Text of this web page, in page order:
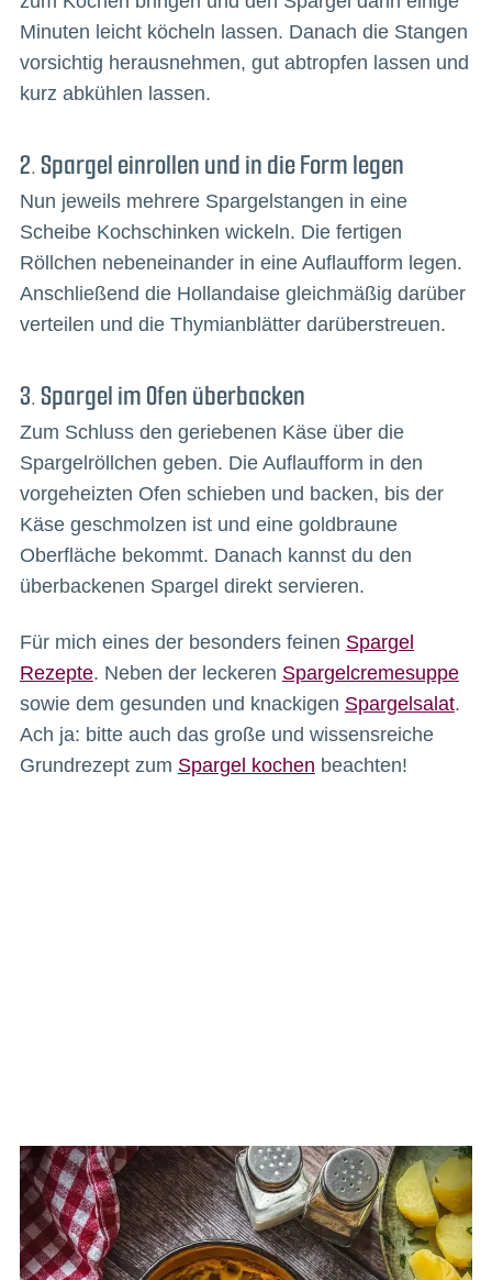
Minuten leicht köcheln lassen. Danach die Stangen
vorsichtig herausnehmen, gut abtropfen lassen und
kurz abkühlen lassen.
2. Spargel einrollen und in die Form legen
Nun jeweils mehrere Spargelstangen in eine
Scheibe Kochschinken wickeln. Die fertigen
Röllchen nebeneinander in eine Auflaufform legen.
Anschließend die Hollandaise gleichmäßig darüber
verteilen und die Thymianblätter darüberstreuen.
3. Spargel im Ofen überbacken
Zum Schluss den geriebenen Käse über die
Spargelröllchen geben. Die Auflaufform in den
vorgeheizten Ofen schieben und backen, bis der
Käse geschmolzen ist und eine goldbraune
Oberfläche bekommt. Danach kannst du den
überbackenen Spargel direkt servieren.
Für mich eines der besonders feinen Spargel
Rezepte. Neben der leckeren Spargelcremesuppe
sowie dem gesunden und knackigen Spargelsalat.
Ach ja: bitte auch das große und wissensreiche
Grundrezept zum Spargel kochen beachten!